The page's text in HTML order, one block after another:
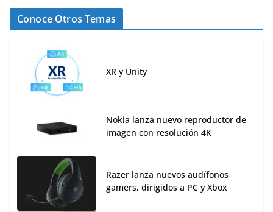
Conoce Otros Temas
XR y Unity
Nokia lanza nuevo reproductor de
imagen con resolución 4K
Razer lanza nuevos audífonos
gamers, dirigidos a PC y Xbox